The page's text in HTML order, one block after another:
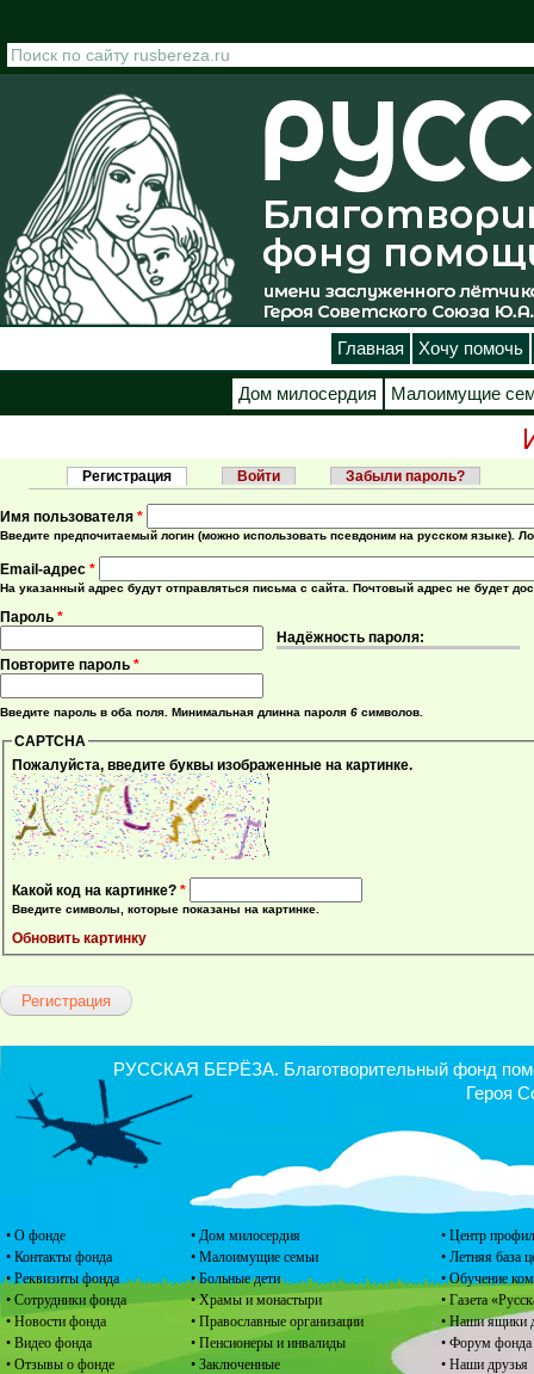
Главная Хочу помочь
Дом милосердия Малоимущие
Главные вкладки
Регистрация (активная вкладка)
Войти Забыли пароль?
Имя пользователя *
Введите предпочитаемый логин (можно использовать псевдоним на русском языке).
Email-адрес *
На указанный адрес будут отправляться письма с сайта. Почтовый адрес не будет
Надёжность пароля:
Пароль *
Повторите пароль *
Введите пароль в оба поля. Минимальная длинна пароля 6 символов.
CAPTCHA
Пожалуйста, введите буквы изображенные на картинке.
Какой код на картинке? *
Введите символы, которые показаны на картинке.
Обновить картинку
• О фонде
• Контакты фонда
• Реквизиты фонда
• Сотрудники фонда
• Новости фонда
• Видео фонда
• Отзывы о фонде
• Дом милосердия
• Малоимущие семьи
• Больные дети
• Храмы и монастыри
• Православные организации
• Пенсионеры и инвалиды
• Заключенные
• Центр
• Летняя база
• Обучение
• Газета
• Наши ящики
• Форум фонда
• Наши друзья
РУССКАЯ БЕРЁЗА. Благотворительный фонд
Героя